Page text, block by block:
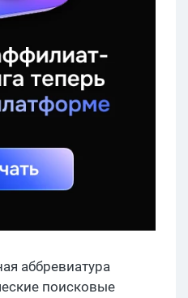
аббревиатура
поисковые